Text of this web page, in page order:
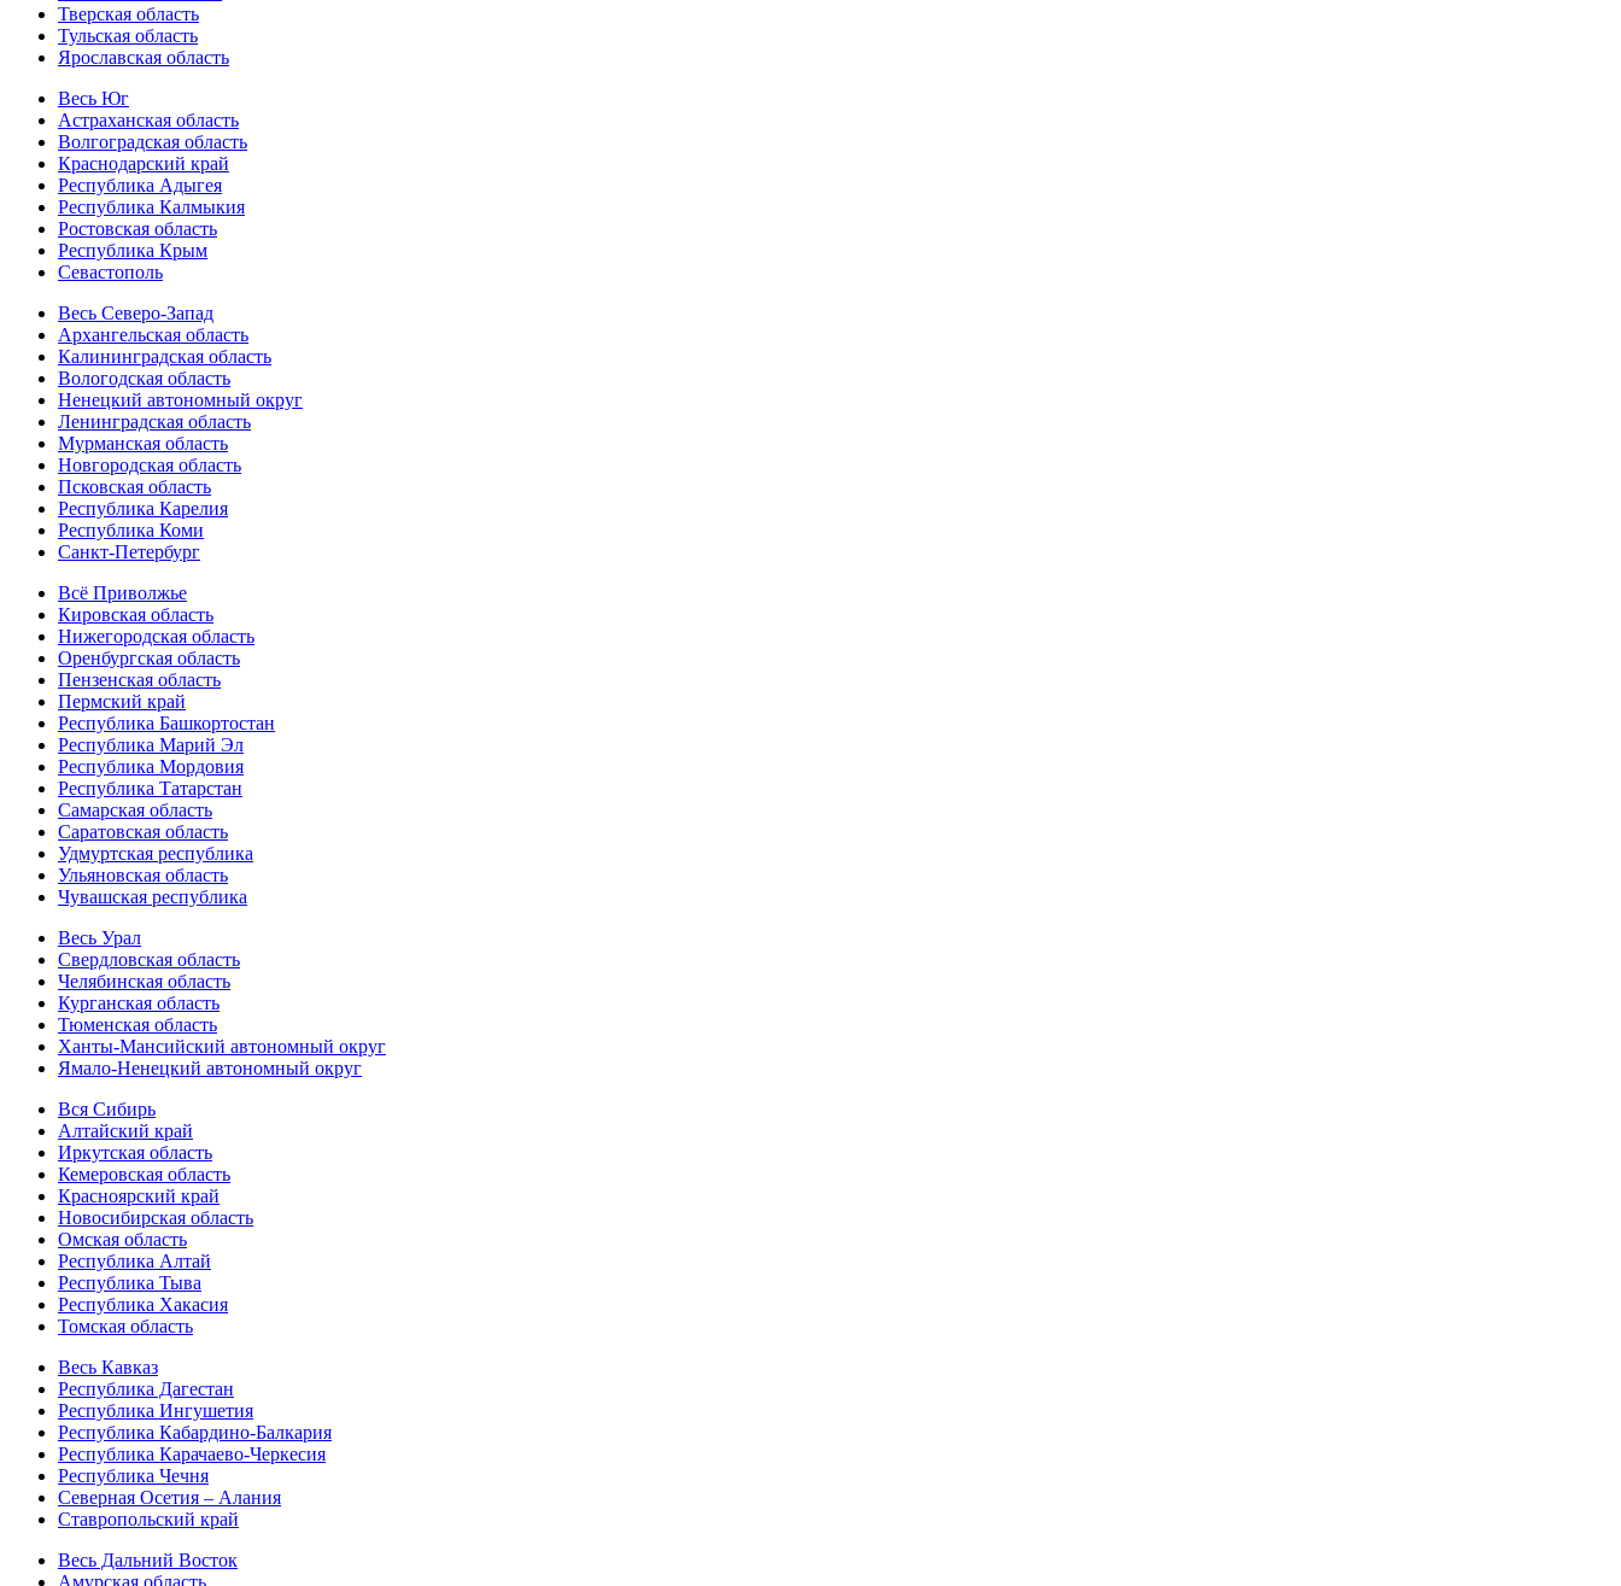
Тверская область
Тульская область
Ярославская область
Весь Юг
Астраханская область
Волгоградская область
Краснодарский край
Республика Адыгея
Республика Калмыкия
Ростовская область
Республика Крым
Севастополь
Весь Северо-Запад
Архангельская область
Калининградская область
Вологодская область
Ненецкий автономный округ
Ленинградская область
Мурманская область
Новгородская область
Псковская область
Республика Карелия
Республика Коми
Санкт-Петербург
Всё Приволжье
Кировская область
Нижегородская область
Оренбургская область
Пензенская область
Пермский край
Республика Башкортостан
Республика Марий Эл
Республика Мордовия
Республика Татарстан
Самарская область
Саратовская область
Удмуртская республика
Ульяновская область
Чувашская республика
Весь Урал
Свердловская область
Челябинская область
Курганская область
Тюменская область
Ханты-Мансийский автономный округ
Ямало-Ненецкий автономный округ
Вся Сибирь
Алтайский край
Иркутская область
Кемеровская область
Красноярский край
Новосибирская область
Омская область
Республика Алтай
Республика Тыва
Республика Хакасия
Томская область
Весь Кавказ
Республика Дагестан
Республика Ингушетия
Республика Кабардино-Балкария
Республика Карачаево-Черкесия
Республика Чечня
Северная Осетия – Алания
Ставропольский край
Весь Дальний Восток
Амурская область